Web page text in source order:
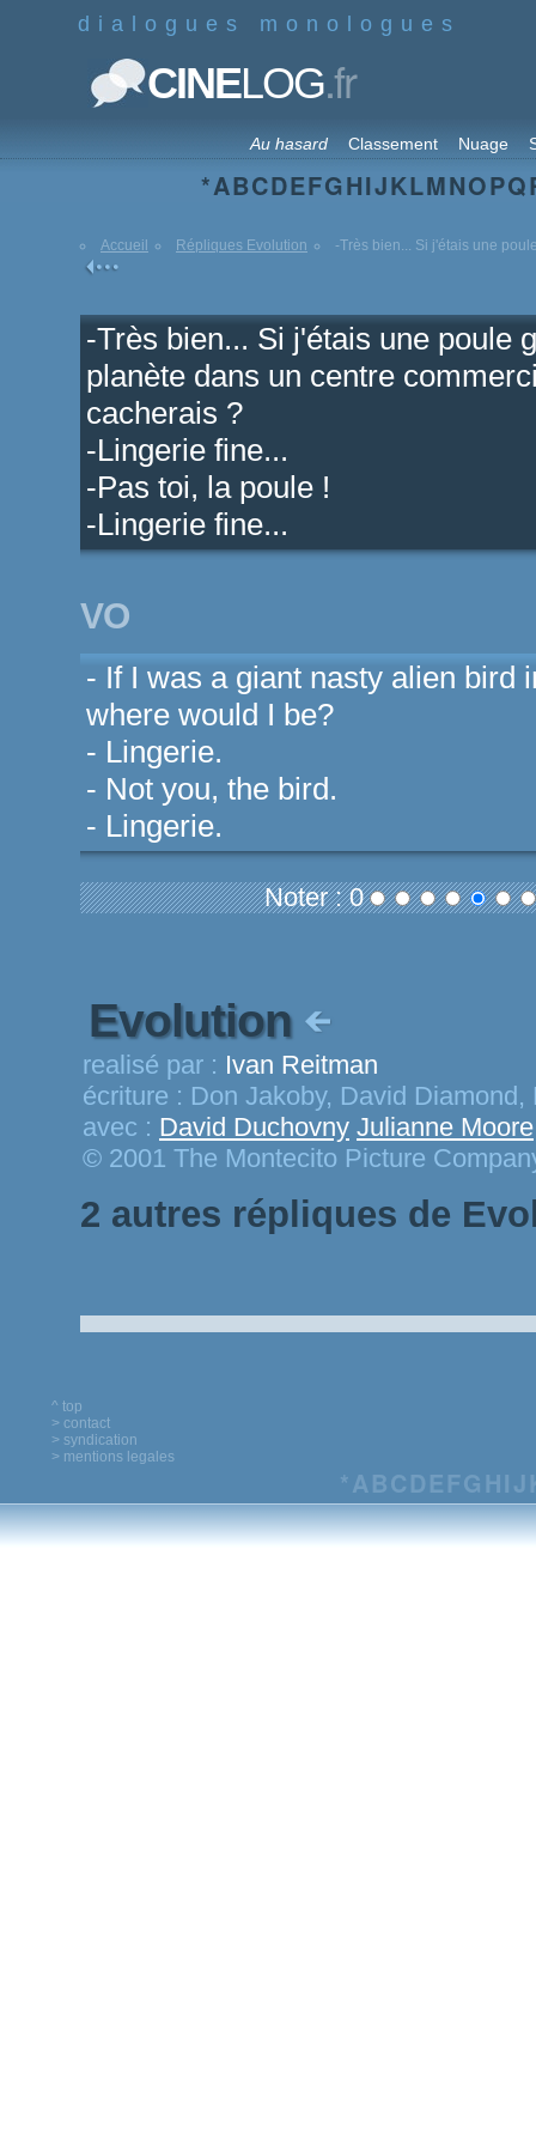
dialogues monologues
CINELOG.fr
Au hasard Classement Nuage
*ABCDEFGHIJKLMNOPQ
Accueil Répliques Evolution -Très bien... Si j'étais une
-Très bien... Si j'étais une poule
planète dans un centre
cacherais ?
-Lingerie fine...
-Pas toi, la poule !
-Lingerie fine...
VO
- If I was a giant nasty alien bird
where would I be?
- Lingerie.
- Not you, the bird.
- Lingerie.
Noter : 0
Evolution
realisé par : Ivan Reitman
écriture : Don Jakoby, David
avec : David Duchovny Julianne Moore
© 2001 The Montecito Picture
2 autres répliques de
^ top
> contact
> syndication
> mentions legales
*ABCDEFG HIJ